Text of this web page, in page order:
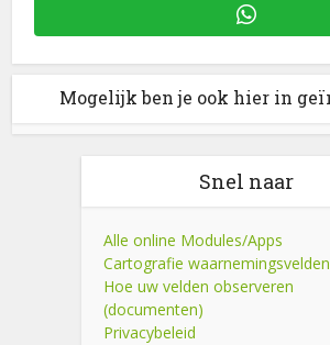
Mogelijk ben je ook hier in
Snel naar
Alle online Modules/Apps
Cartografie waarnemingsvelden
Hoe uw velden observeren
(documenten)
Privacybeleid